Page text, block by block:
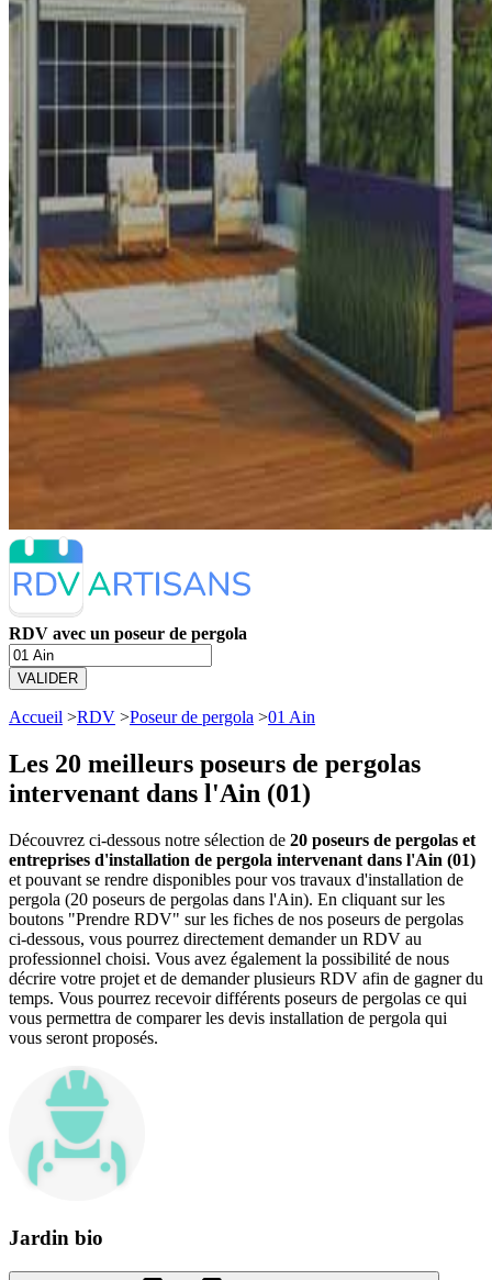
RDV avec un poseur de pergola
VALIDER
Accueil >RDV >Poseur de pergola >01 Ain
Les 20 meilleurs poseurs de pergolas
intervenant dans l'Ain (01)
Découvrez ci-dessous notre sélection de 20 poseurs de pergolas et
entreprises d'installation de pergola intervenant dans l'Ain (01)
et pouvant se rendre disponibles pour vos travaux d'installation de
pergola (20 poseurs de pergolas dans l'Ain). En cliquant sur les
boutons "Prendre RDV" sur les fiches de nos poseurs de pergolas
ci-dessous, vous pourrez directement demander un RDV au
professionnel choisi. Vous avez également la possibilité de nous
décrire votre projet et de demander plusieurs RDV afin de gagner du
temps. Vous pourrez recevoir différents poseurs de pergolas ce qui
vous permettra de comparer les devis installation de pergola qui
vous seront proposés.
Jardin bio